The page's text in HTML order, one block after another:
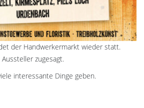
der Handwerkermarkt wieder statt.
zugesagt.
interessante Dinge geben.